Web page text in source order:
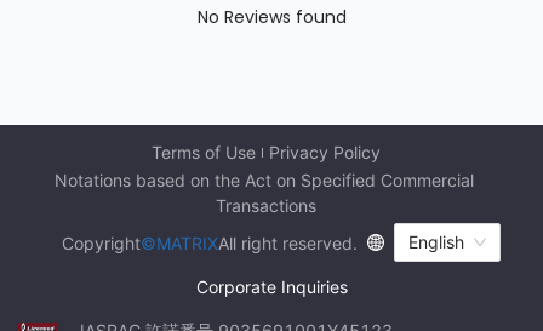
No Reviews found
Terms of Use
Privacy Policy
Notations based on the Act on Specified Commercial
Transactions
Copyright©MATRIXAll right reserved. English
Corporate Inquiries